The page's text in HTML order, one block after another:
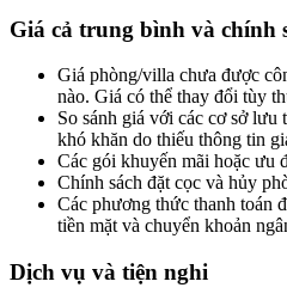
Giá cả trung bình và chính
Giá phòng/villa chưa được
nào. Giá có thể thay đổi tùy
So sánh giá với các cơ sở
khó khăn do thiếu thông tin
Các gói khuyến mãi hoặc ưu
Chính sách đặt cọc và hủy
Các phương thức thanh toán
tiền mặt và chuyển khoản
Dịch vụ và tiện nghi